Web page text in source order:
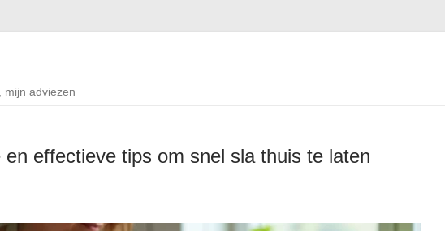
mijn adviezen
en effectieve tips om snel sla thuis te laten